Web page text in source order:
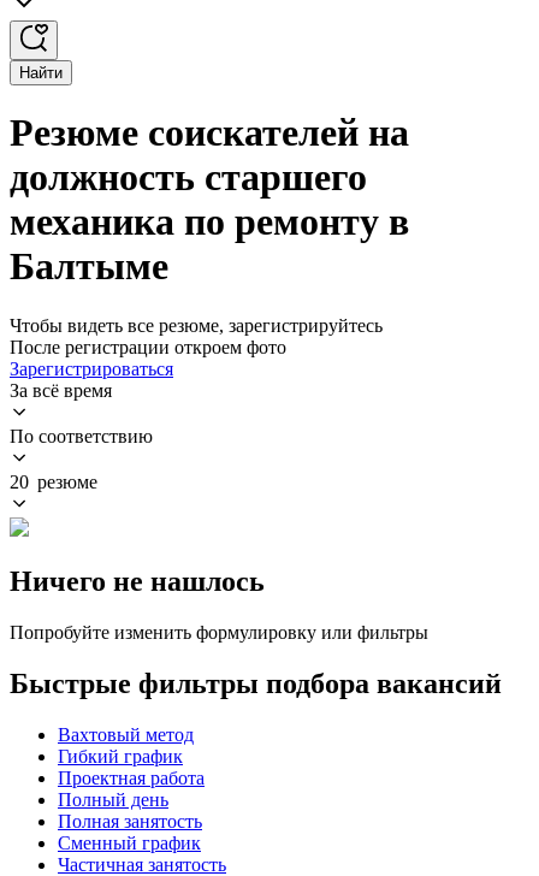
Найти
Резюме соискателей на
должность старшего
механика по ремонту в
Балтыме
Чтобы видеть все резюме, зарегистрируйтесь
После регистрации откроем фото
Зарегистрироваться
За всё время
По соответствию
20 резюме
Ничего не нашлось
Попробуйте изменить формулировку или фильтры
Быстрые фильтры подбора вакансий
Вахтовый метод
Гибкий график
Проектная работа
Полный день
Полная занятость
Сменный график
Частичная занятость